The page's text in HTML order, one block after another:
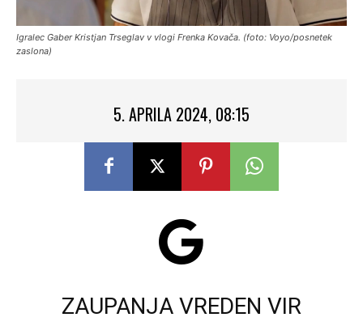
Igralec Gaber Kristjan Trseglav v vlogi Frenka Kovača. (foto: Voyo/posnetek
zaslona)
5. APRILA 2024, 08:15
ZAUPANJA VREDEN VIR